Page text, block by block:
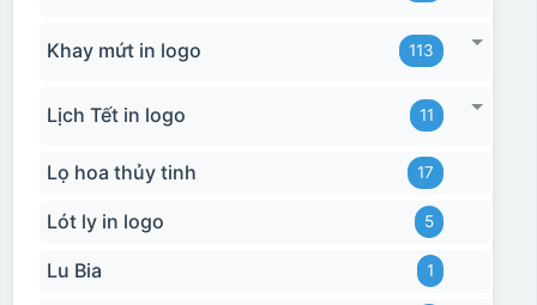
Khay mứt in logo 113
Lịch Tết in logo 11
Lọ hoa thủy tinh 17
Lót ly in logo 5
Lu Bia 1